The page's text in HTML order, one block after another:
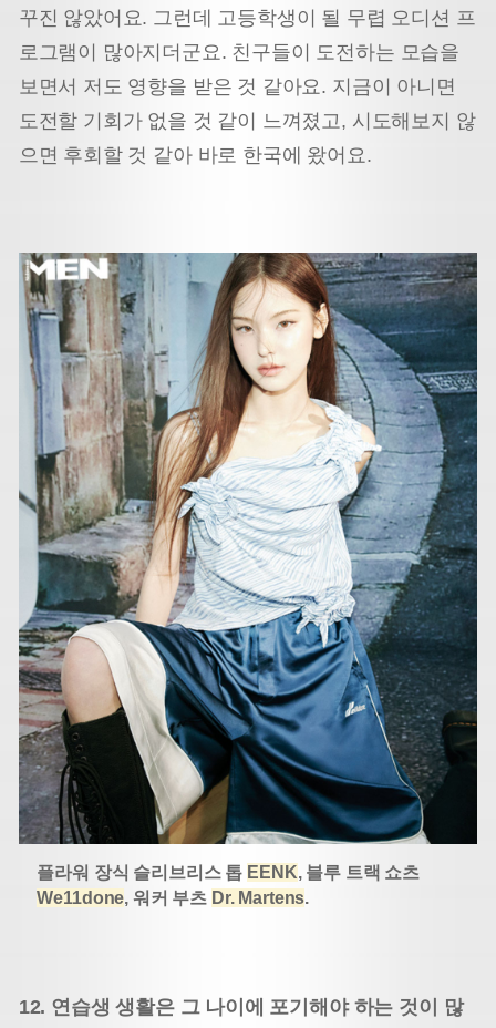
꾸진 않았어요. 그런데 고등학생이 될 무렵 오디션 프
로그램이 많아지더군요. 친구들이 도전하는 모습을
보면서 저도 영향을 받은 것 같아요. 지금이 아니면
도전할 기회가 없을 것 같이 느껴졌고, 시도해보지 않
으면 후회할 것 같아 바로 한국에 왔어요.
플라워 장식 슬리브리스 톱 EENK, 블루 트랙 쇼츠
We11done, 워커 부츠 Dr. Martens.
12. 연습생 생활은 그 나이에 포기해야 하는 것이 많